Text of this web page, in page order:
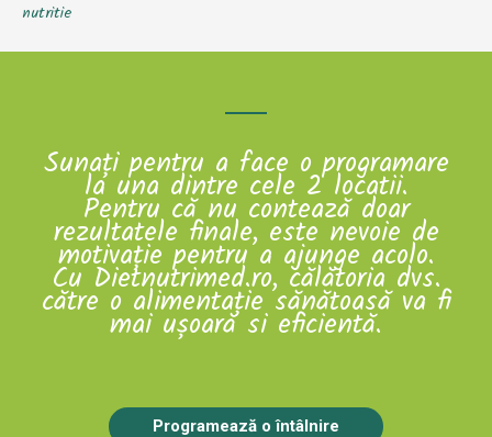
nutritie
Sunați pentru a face o programare
la una dintre cele 2 locatii.
Pentru că nu contează doar
rezultatele finale, este nevoie de
motivație pentru a ajunge acolo.
Cu Dietnutrimed.ro, călătoria dvs.
către o alimentație sănătoasăva fi
mai ușoară si eficientă.
Programează o întâlnire